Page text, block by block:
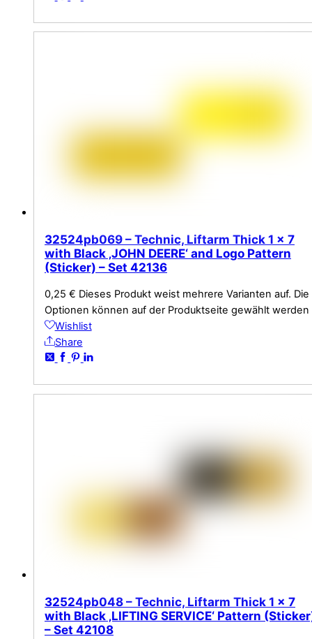
32524pb069 – Technic, Liftarm Thick 1 x 7
with Black ‚JOHN DEERE‘ and Logo Pattern
(Sticker) – Set 42136
0,25 € Dieses Produkt weist mehrere Varianten auf. Die
Optionen können auf der Produktseite gewählt werden
Wishlist
Share
32524pb048 – Technic, Liftarm Thick 1 x 7
with Black ‚LIFTING SERVICE‘ Pattern
– Set 42108